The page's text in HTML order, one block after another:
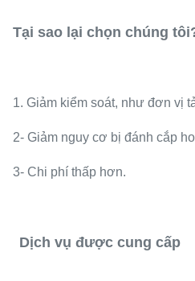
Tại sao lại chọn chúng
1. Giảm kiểm soát, như đơn vị
2- Giảm nguy cơ bị đánh cắp
3- Chi phí thấp hơn.
Dịch vụ được cung cấp